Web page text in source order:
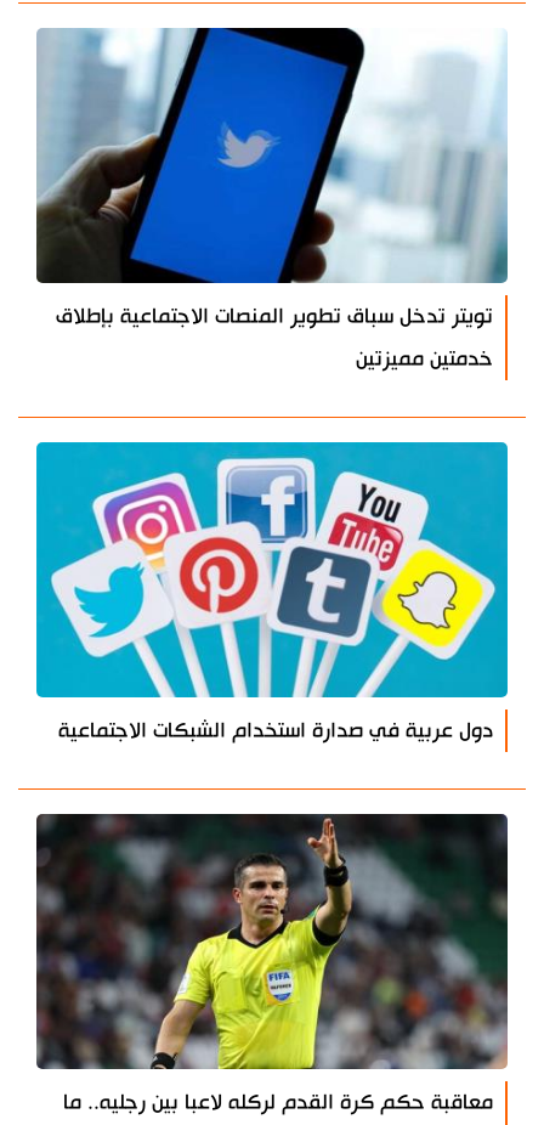
تويتر تدخل سباق تطوير المنصات الاجتماعية بإطلاق
خدمتين مميزتين
دول عربية في صدارة استخدام الشبكات الاجتماعية
معاقبة حكم كرة القدم لركله لاعبا بين رجليه.. ما